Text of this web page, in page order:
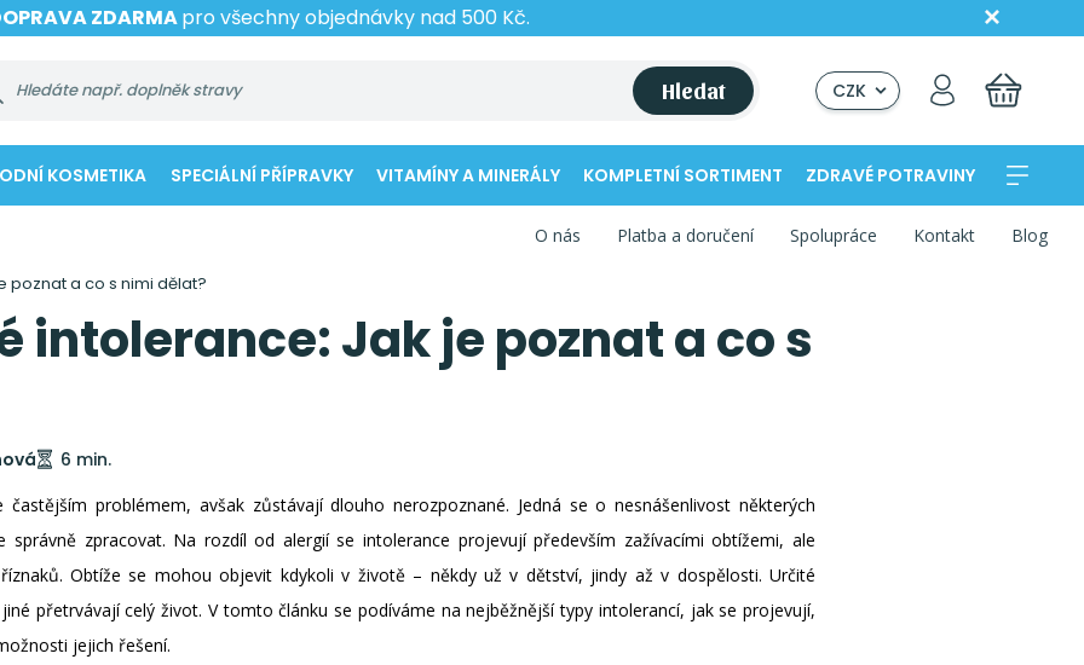
ZDARMApro všechny objednávky nad 500 Kč.
Hledat CZK
KOSMETIKA SPECIÁLNÍ PŘÍPRAVKY VITAMÍNY A MINERÁLY KOMPLETNÍ SORTIMENT ZDRAVÉ POTRAVINY
O nás Platba a doručení Spolupráce Kontakt Blog
poznat a co s nimi dělat?
intolerance: Jak je poznat a co s
6 min.
problémem, avšak zůstávají dlouho nerozpoznané. Jedná se o nesnášenlivost některých
správně zpracovat. Na rozdíl od alergií se intolerance projevují především zažívacími obtížemi, ale
Obtíže se mohou objevit kdykoli v životě – někdy už v dětství, jindy až v dospělosti. Určité
přetrvávají celý život. V tomto článku se podíváme na nejběžnější typy intolerancí, jak se projevují,
jejich řešení.